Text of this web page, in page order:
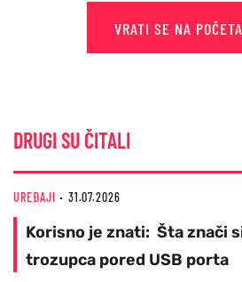
VRATI SE NA
DRUGI SU ČITALI
UREĐAJI 31.07.2026
Korisno je znati: Šta znači
trozupca pored USB porta